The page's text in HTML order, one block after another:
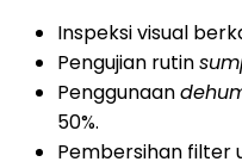
Inspeksi visual
Pengujian rutin
Penggunaan
50%.
Pembersihan filter